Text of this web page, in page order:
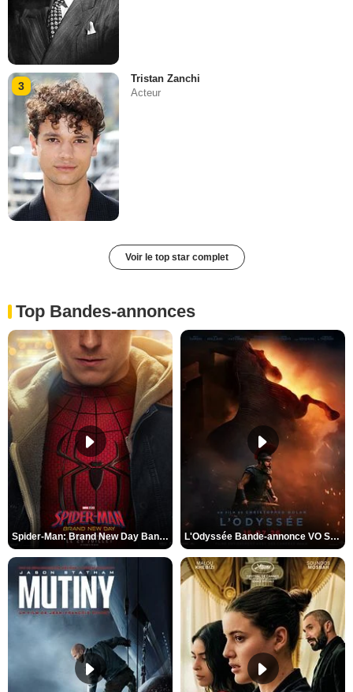
3
Tristan Zanchi
Acteur
Voir le top star complet
Top Bandes-annonces
Spider-Man: Brand New Day Bande-annonce VO STFR L'Odyssée Bande-annonce VO STFR